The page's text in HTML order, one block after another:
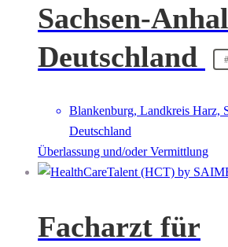
Sachsen-
Deutschland
Blankenburg, Landkreis Harz,
Deutschland
Überlassung und/oder Vermittlung
Facharzt für